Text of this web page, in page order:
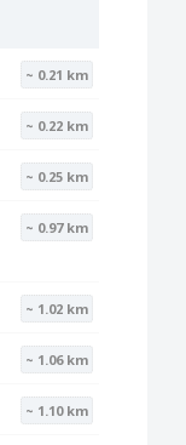
~ 0.21 km
~ 0.22 km
~ 0.25 km
~ 0.97 km
~ 1.02 km
~ 1.06 km
~ 1.10 km